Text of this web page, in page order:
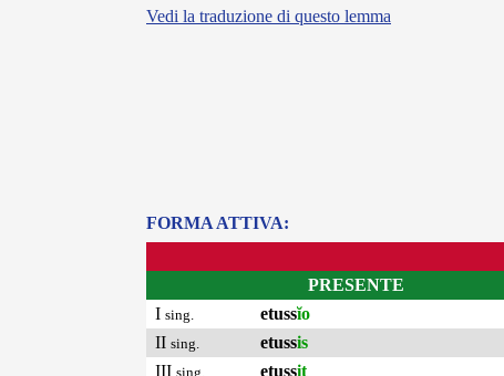
Vedi la traduzione di questo lemma
FORMA ATTIVA:
PRESENTE
I sing. etussĭo
II sing. etussis
III sing. etussit